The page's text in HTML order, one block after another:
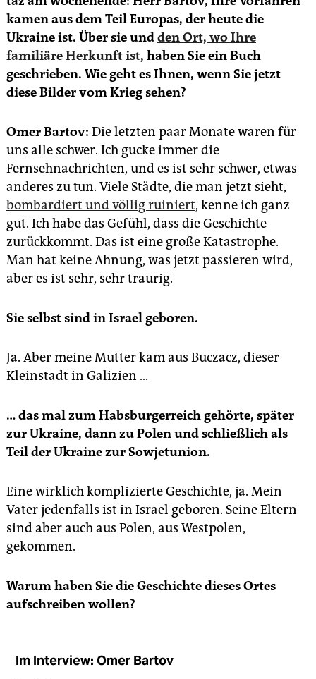
genossenschaft
epaper login
kamen aus dem Teil Europas, der heute die
Ukraine ist. Über sie undden Ort, wo Ihre
familiäre Herkunft ist, haben Sie ein Buch
geschrieben. Wie geht es Ihnen, wenn Sie jetzt
diese Bilder vom Krieg sehen?
Omer Bartov: Die letzten paar Monate waren für
uns alle schwer. Ich gucke immer die
Fernsehnachrichten, und es ist sehr schwer, etwas
anderes zu tun. Viele Städte, die man jetzt sieht,
bombardiert und völlig ruiniert, kenne ich ganz
gut. Ich habe das Gefühl, dass die Geschichte
zurückkommt. Das ist eine große Katastrophe.
Man hat keine Ahnung, was jetzt passieren wird,
aber es ist sehr, sehr traurig.
Sie selbst sind in Israel geboren.
Ja. Aber meine Mutter kam aus Buczacz, dieser
Kleinstadt in Galizien …
… das mal zum Habsburgerreich gehörte, später
zur Ukraine, dann zu Polen und schließlich als
Teil der Ukraine zur Sowjetunion.
Eine wirklich komplizierte Geschichte, ja. Mein
Vater jedenfalls ist in Israel geboren. Seine Eltern
sind aber auch aus Polen, aus Westpolen,
gekommen.
Warum haben Sie die Geschichte dieses Ortes
aufschreiben wollen?
Im Interview: Omer Bartov